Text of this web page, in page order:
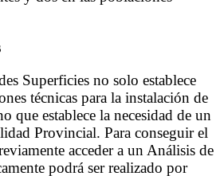
Superficies no solo establece
técnicas para la instalación de
que establece la necesidad de un
Provincial. Para conseguir el
acceder a un Análisis de
podrá ser realizado por